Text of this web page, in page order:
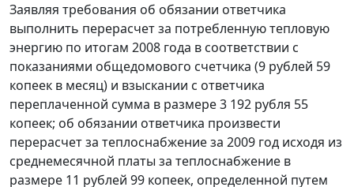
Заявляя требования об обязании ответчика
выполнить перерасчет за потребленную тепловую
энергию по итогам 2008 года в соответствии с
показаниями общедомового счетчика (9 рублей 59
копеек в месяц) и взыскании с ответчика
переплаченной сумма в размере 3 192 рубля 55
копеек; об обязании ответчика произвести
перерасчет за теплоснабжение за 2009 год исходя из
среднемесячной платы за теплоснабжение в
размере 11 рублей 99 копеек, определенной путем